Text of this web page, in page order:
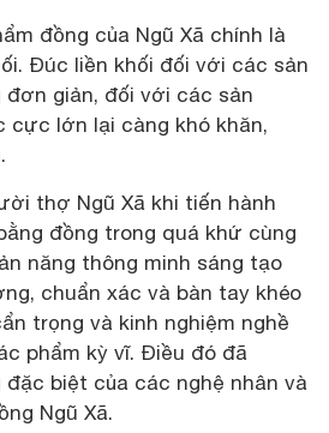
đồng của Ngũ Xã chính là
Đúc liền khối đối với các sản
đơn giản, đối với các sản
cực lớn lại càng khó khăn,
thợ Ngũ Xã khi tiến hành
đồng trong quá khứ cùng
năng thông minh sáng tạo
chuẩn xác và bàn tay khéo
trọng và kinh nghiệm nghề
phẩm kỳ vĩ. Điều đó đã
biệt của các nghệ nhân và
Ngũ Xã.